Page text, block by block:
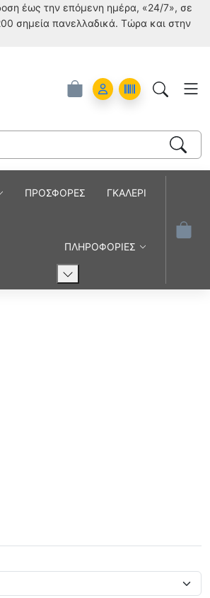
έως την επόμενη ημέρα, «24/7», σε
σημεία πανελλαδικά. Tώρα και στην
Account
Orders
ΠΡΟΣΦΟΡΕΣ ΓΚΑΛΕΡΙ
ΠΛΗΡΟΦΟΡΙΕΣ